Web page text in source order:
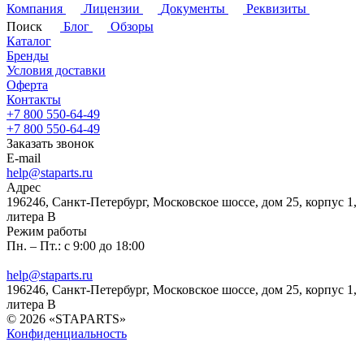
Компания
Лицензии Документы
Реквизиты
Поиск
Блог
Обзоры
Каталог
Бренды
Условия доставки
Оферта
Контакты
+7 800 550-64-49
+7 800 550-64-49
Заказать звонок
E-mail
help@staparts.ru
Адрес
196246, Санкт-Петербург, Московское шоссе, дом 25, корпус 1,
литера В
Режим работы
Пн. – Пт.: с 9:00 до 18:00
help@staparts.ru
196246, Санкт-Петербург, Московское шоссе, дом 25, корпус 1,
литера В
© 2026 «STAPARTS»
Конфиденциальность